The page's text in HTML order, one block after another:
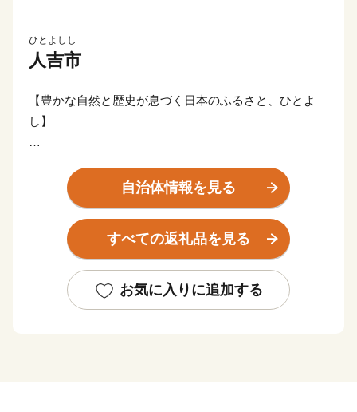
ひとよしし
人吉市
【豊かな自然と歴史が息づく日本のふるさと、ひとよ
し】
が統治し、
古き良き伝統と神仏の文化が醸成された歴史あるまちで
「相良700年が生んだ保守と進取の文化～日本でもっと
も豊かな隠れ里―人吉球磨―」
自治体情報を見る
すべての返礼品を見る
お気に入りに追加する